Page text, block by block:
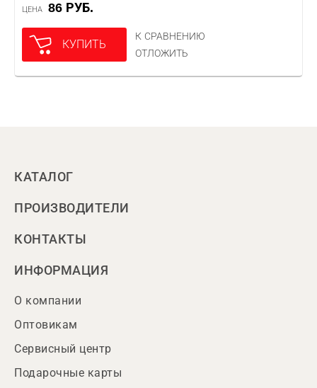
ЦЕНА 86 РУБ.
КУПИТЬ
К СРАВНЕНИЮ
ОТЛОЖИТЬ
КАТАЛОГ
ПРОИЗВОДИТЕЛИ
КОНТАКТЫ
ИНФОРМАЦИЯ
О компании
Оптовикам
Сервисный центр
Подарочные карты